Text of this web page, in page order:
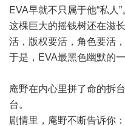
EVA早就不只属于他“私人”
这棵巨大的摇钱树还在滋
活，版权要活，角色要活
于是，EVA最黑色幽默的一
庵野在内心里拼了命的拆
台。
剧情里，庵野不断告诉你